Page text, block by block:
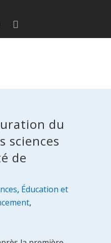
du
sciences
de
, Éducation et
,